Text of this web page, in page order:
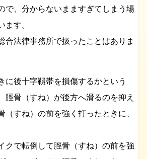
で、分からないまますぎてしまう場
す。
合法律事務所で扱ったことはありま
に後十字靱帯を損傷するかという
脛骨（すね）が後方へ滑るのを抑え
（すね）の前を強く打ったときに、
クで転倒して脛骨（すね）の前を強